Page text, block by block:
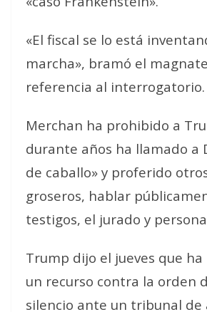
«El fiscal se lo está
marcha», bramó el
referencia al interrogatorio.
Merchan ha prohibido a
durante años ha llamado a
de caballo» y proferido
groseros, hablar
testigos, el jurado y
Trump dijo el jueves que
un recurso contra la orden
silencio ante un tribunal de